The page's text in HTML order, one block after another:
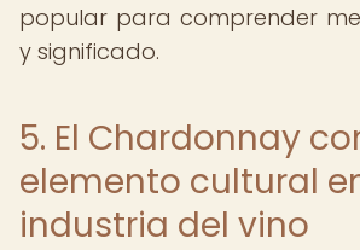
popular para comprender
y significado.
5. El Chardonnay
elemento cultural
industria del vino